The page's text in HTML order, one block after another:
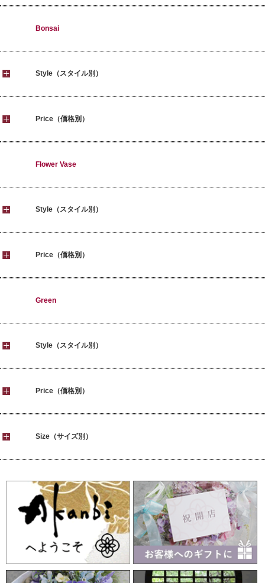
Bonsai
Style（スタイル別）
Price（価格別）
Flower Vase
Style（スタイル別）
Price（価格別）
Green
Style（スタイル別）
Price（価格別）
Size（サイズ別）